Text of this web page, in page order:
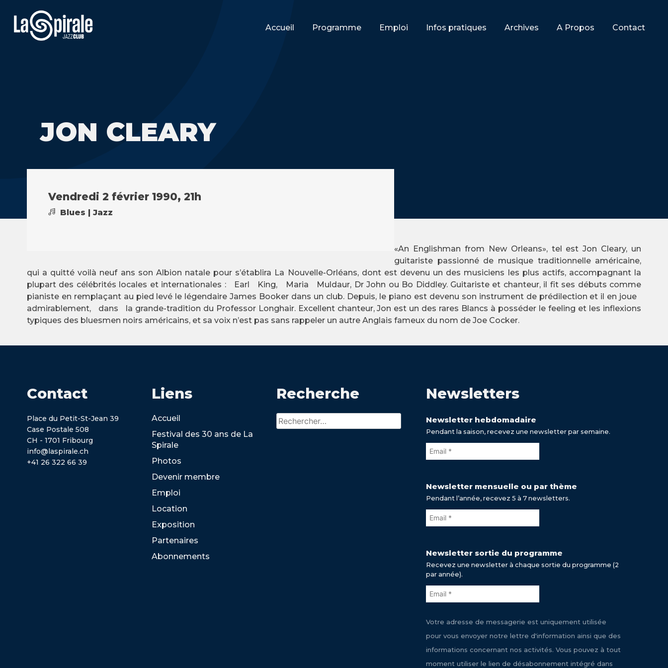
Accueil Programme Emploi Infos pratiques Archives A Propos Contact
JON CLEARY
Vendredi 2 février 1990, 21h
Blues | Jazz
«An Englishman from New Orleans», tel est Jon Cleary, un
guitariste passionné de musique traditionnelle américaine,
qui a quitté voilà neuf ans son Albion natale pour s’établira La Nouvelle-Orléans, dont est devenu un des musiciens les plus actifs, accompagnant la
plupart des célébrités locales et internationales : Earl King, Maria Muldaur, Dr John ou Bo Diddley. Guitariste et chanteur, il fit ses débuts comme
pianiste en remplaçant au pied levé le légendaire James Booker dans un club. Depuis, le piano est devenu son instrument de prédilection et il en joue
admirablement, dans la grande-tradition du Professor Longhair. Excellent chanteur, Jon est un des rares Blancs à posséder le feeling et les inflexions
typiques des bluesmen noirs américains, et sa voix n’est pas sans rappeler un autre Anglais fameux du nom de Joe Cocker.
Contact
Place du Petit-St-Jean 39
Case Postale 508
CH - 1701 Fribourg
info@laspirale.ch
+41 26 322 66 39
Liens
Accueil
Festival des 30 ans de La
Spirale
Photos
Devenir membre
Emploi
Location
Exposition
Partenaires
Abonnements
Recherche
Rechercher :
Newsletters
Newsletter hebdomadaire
Pendant la saison, recevez une newsletter par semaine.
Newsletter mensuelle ou par thème
Pendant l’année, recevez 5 à 7 newsletters.
Newsletter sortie du programme
Recevez une newsletter à chaque sortie du programme (2
par année).
Votre adresse de messagerie est uniquement utilisée
pour vous envoyer notre lettre d'information ainsi que des
informations concernant nos activités. Vous pouvez à tout
moment utiliser le lien de désabonnement intégré dans